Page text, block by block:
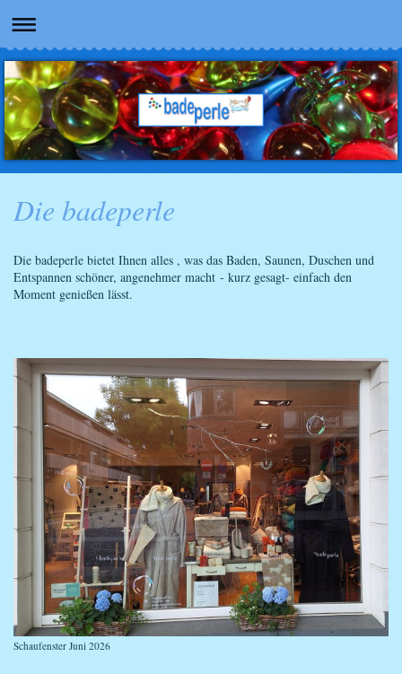
Die badeperle
Die badeperle bietet Ihnen alles , was das Baden, Saunen, Duschen und
Entspannen schöner, angenehmer macht - kurz gesagt- einfach den
Moment genießen lässt.
Schaufenster Juni 2026